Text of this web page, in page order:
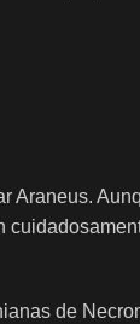
Araneus.
de